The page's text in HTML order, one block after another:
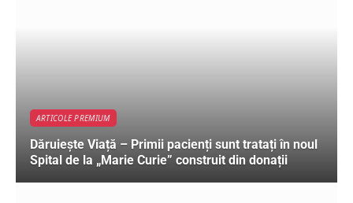
ARTICOLE PREMIUM
Dăruiește Viață – Primii pacienți sunt tratați în noul
Spital de la „Marie Curie” construit din donații